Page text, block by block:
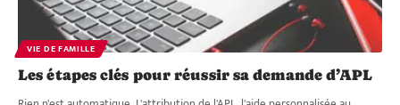
VIE DE FAMILLE
Les étapes clés pour réussir sa demande d’APL